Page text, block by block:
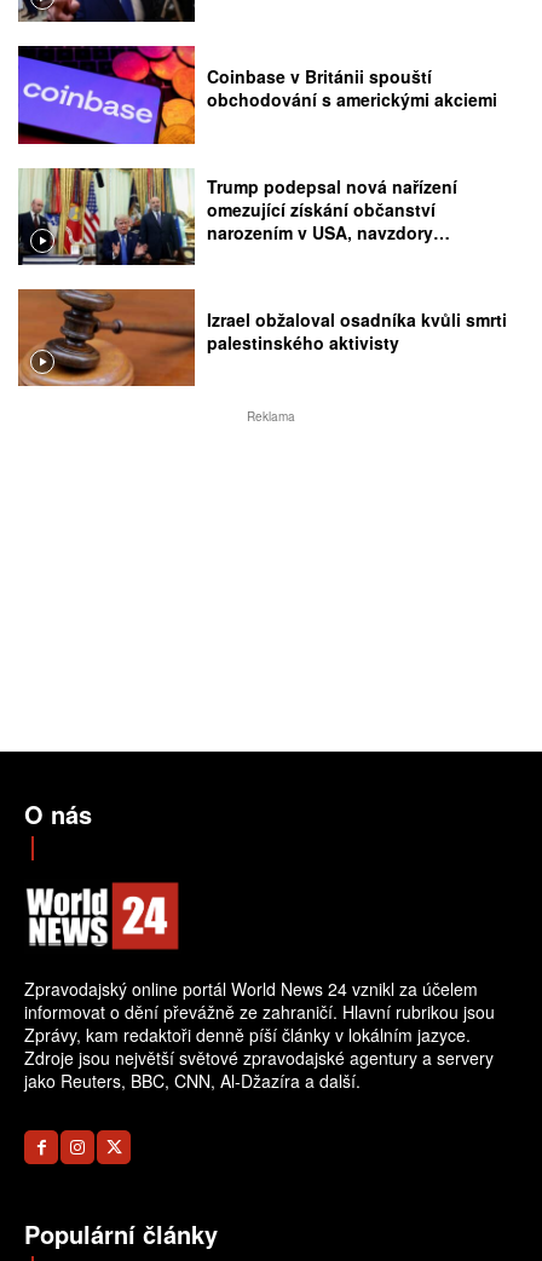
Coinbase v Británii spouští
obchodování s americkými akciemi
Trump podepsal nová nařízení
omezující získání občanství
narozením v USA, navzdory
Izrael obžaloval osadníka kvůli smrti
palestinského aktivisty
Reklama
O nás
Zpravodajský online portál World News 24 vznikl za účelem
informovat o dění převážně ze zahraničí. Hlavní rubrikou jsou
Zprávy, kam redaktoři denně píší články v lokálním jazyce.
Zdroje jsou největší světové zpravodajské agentury a servery
jako Reuters, BBC, CNN, Al-Džazíra a další.
Populární články